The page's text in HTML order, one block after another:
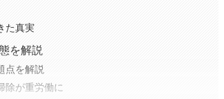
た真実
を解説
点を解説
除が重労働に